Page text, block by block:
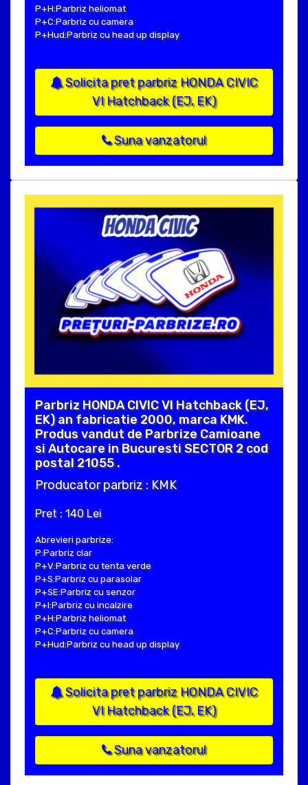
P+H:Parbriz heliomat
P+C:Parbriz cu camera
P+Hud:Parbriz cu head up display
Solicita pret parbriz HONDA CIVIC
VI Hatchback (EJ, EK)
Suna vanzatorul
Parbriz HONDA CIVIC VI Hatchback (EJ,
EK) an fabricatie 2000, marca KMK.
Produs vandut de Parbrize Camioane
si Autocare in Bucuresti SECTOR 2 cod
postal 21055 .
Producator parbriz : KMK
Pret : 140 Lei
Abrevieri parbrize:
P:Parbriz clar
P+V:Parbriz cu tenta verde
P+S:Parbriz cu parasolar
P+SE:Parbriz cu senzor
P+I:Parbriz cu incalzire
P+H:Parbriz heliomat
P+C:Parbriz cu camera
P+Hud:Parbriz cu head up display
Solicita pret parbriz HONDA CIVIC
VI Hatchback (EJ, EK)
Suna vanzatorul